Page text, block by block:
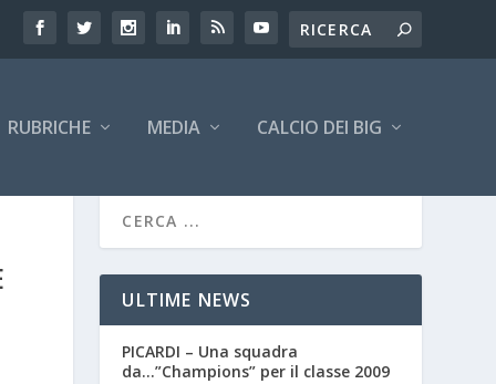
RUBRICHE MEDIA CALCIO DEI BIG
ULTIME NEWS
PICARDI – Una squadra
da…”Champions” per il classe 2009